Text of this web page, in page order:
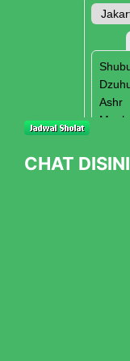
CHAT DISINI